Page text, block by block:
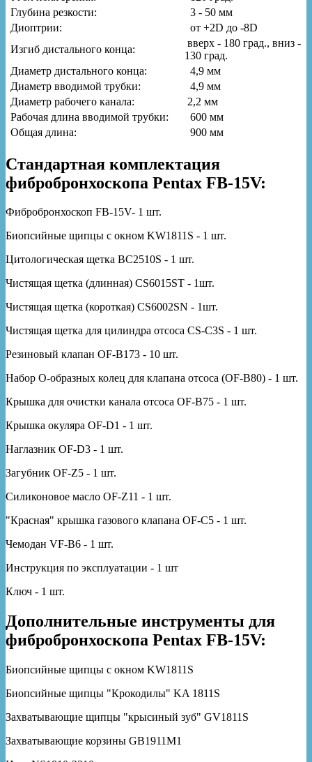
Глубина резкости:
3 - 50 мм
Диоптрии:
от +2D до -8D
Изгиб дистального конца:
вверх - 180 град., вниз -
130 град.
Диаметр дистального конца:
4,9 мм
Диаметр вводимой трубки:
4,9 мм
Диаметр рабочего канала:
2,2 мм
Рабочая длина вводимой трубки:
600 мм
Общая длина:
900 мм
Стандартная комплектация
фибробронхоскопа Pentax FB-15V:
Фибробронхоскоп FB-15V- 1 шт.
Биопсийные щипцы с окном KW1811S - 1 шт.
Цитологическая щетка BC2510S - 1 шт.
Чистящая щетка (длинная) CS6015ST - 1шт.
Чистящая щетка (короткая) CS6002SN - 1шт.
Чистящая щетка для цилиндра отсоса CS-C3S - 1 шт.
Резиновый клапан OF-B173 - 10 шт.
Набор О-образных колец для клапана отсоса (OF-B80) - 1 шт.
Крышка для очистки канала отсоса OF-B75 - 1 шт.
Крышка окуляра OF-D1 - 1 шт.
Наглазник OF-D3 - 1 шт.
Загубник OF-Z5 - 1 шт.
Силиконовое масло OF-Z11 - 1 шт.
"Красная" крышка газового клапана OF-C5 - 1 шт.
Чемодан VF-B6 - 1 шт.
Инструкция по эксплуатации - 1 шт
Ключ - 1 шт.
Дополнительные инструменты для
фибробронхоскопа Pentax FB-15V:
Биопсийные щипцы с окном KW1811S
Биопсийные щипцы "Крокодилы" KA 1811S
Захватывающие щипцы "крысиный зуб" GV1811S
Захватывающие корзины GB1911М1